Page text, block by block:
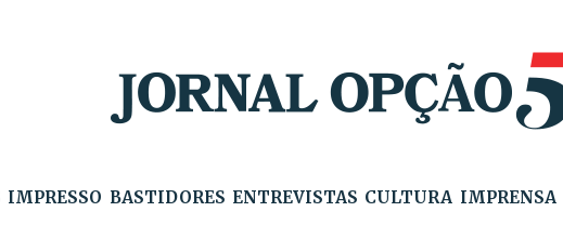
IMPRESSO BASTIDORES ENTREVISTAS CULTURA IMPRENSA